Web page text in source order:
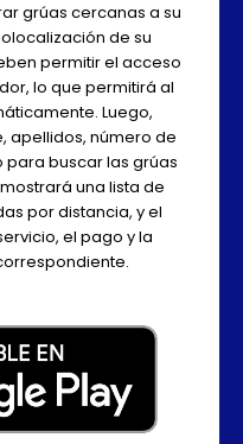
grúas cercanas a su
de su
permitir el acceso
lo que permitirá al
Luego,
apellidos, número de
buscar las grúas
una lista de
por distancia, y el
el pago y la